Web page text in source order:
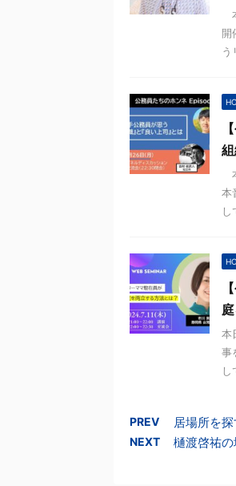
開
う
本
本
事
PREV 居場所を
NEXT 樋渡啓祐